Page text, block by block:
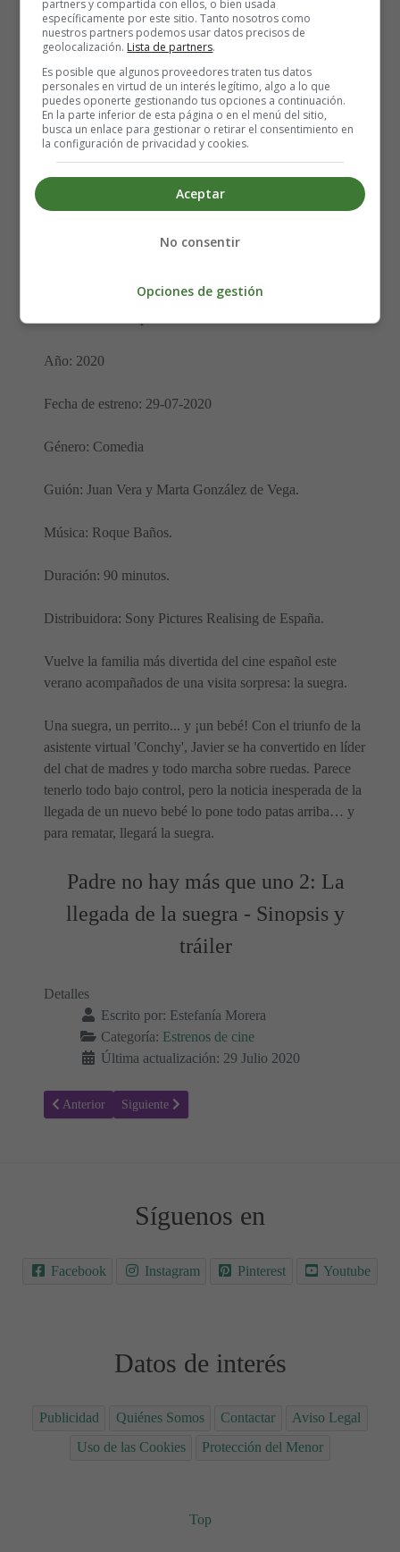
Dirección: Santiago Segura
Año: 2020
Fecha de estreno: 29-07-2020
Género: Comedia
Guión: Juan Vera y Marta González de Vega.
Música: Roque Baños.
Duración: 90 minutos.
Distribuidora: Sony Pictures Realising de España.
Vuelve la familia más divertida del cine español este
verano acompañados de una visita sorpresa: la suegra.
Una suegra, un perrito... y ¡un bebé! Con el triunfo de la
asistente virtual 'Conchy', Javier se ha convertido en líder
del chat de madres y todo marcha sobre ruedas. Parece
tenerlo todo bajo control, pero la noticia inesperada de la
llegada de un nuevo bebé lo pone todo patas arriba… y
para rematar, llegará la suegra.
Padre no hay más que uno 2: La
llegada de la suegra - Sinopsis y
tráiler
Detalles
Escrito por: Estefanía Morera
Categoría: Estrenos de cine
Última actualización: 29 Julio 2020
Artículo anterior: Tenet - Sinopsis y Trailer
Anterior Artículo siguiente: La familia que tú eliges - Sinopsis
Siguiente
Síguenos en
Facebook Instagram Pinterest Youtube
Datos de interés
Publicidad Quiénes Somos Contactar
Aviso Legal
Uso de las Cookies
Protección del Menor
Top
partners y compartida con ellos, o bien usada
específicamente por este sitio. Tanto nosotros como
nuestros partners podemos usar datos precisos de
geolocalización. Lista de partners.
Es posible que algunos proveedores traten tus datos
personales en virtud de un interés legítimo, algo a lo que
puedes oponerte gestionando tus opciones a continuación.
En la parte inferior de esta página o en el menú del sitio,
busca un enlace para gestionar o retirar el consentimiento en
la configuración de privacidad y cookies.
Aceptar
No consentir
Opciones de gestión